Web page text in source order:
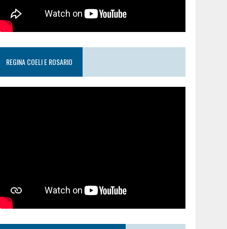
REGINA COELI E ROSARIO